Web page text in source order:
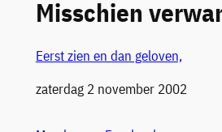
Misschien
Eerst zien en dan geloven,
Datum
zaterdag 2 november 2002